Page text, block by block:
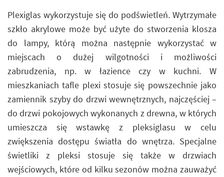
Plexiglas wykorzystuje się do podświetleń. Wytrzymałe
szkło akrylowe może być użyte do stworzenia klosza
do lampy, którą można następnie wykorzystać w
miejscach o dużej wilgotności i możliwości
zabrudzenia, np. w łazience czy w kuchni. W
mieszkaniach tafle plexi stosuje się powszechnie jako
zamiennik szyby do drzwi wewnętrznych, najczęściej –
do drzwi pokojowych wykonanych z drewna, w których
umieszcza się wstawkę z pleksiglasu w celu
zwiększenia dostępu światła do wnętrza. Specjalne
świetliki z pleksi stosuje się także w drzwiach
wejściowych, które od kilku sezonów można zauważyć